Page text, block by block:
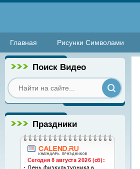
Главная Рисунки Символами
Поиск Видео
Праздники